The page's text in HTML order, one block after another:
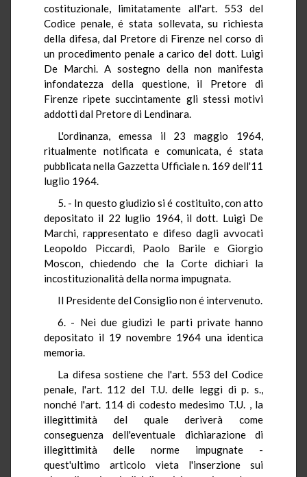
costituzionale, limitatamente all'art. 553 del
Codice penale, é stata sollevata, su richiesta
della difesa, dal Pretore di Firenze nel corso di
un procedimento penale a carico del dott. Luigi
De Marchi. A sostegno della non manifesta
infondatezza della questione, il Pretore di
Firenze ripete succintamente gli stessi motivi
addotti dal Pretore di Lendinara.
L'ordinanza, emessa il 23 maggio 1964,
ritualmente notificata e comunicata, é stata
pubblicata nella Gazzetta Ufficiale n. 169 dell'11
luglio 1964.
5. - In questo giudizio si é costituito, con atto
depositato il 22 luglio 1964, il dott. Luigi De
Marchi, rappresentato e difeso dagli avvocati
Leopoldo Piccardi, Paolo Barile e Giorgio
Moscon, chiedendo che la Corte dichiari la
incostituzionalità della norma impugnata.
Il Presidente del Consiglio non é intervenuto.
6. - Nei due giudizi le parti private hanno
depositato il 19 novembre 1964 una identica
memoria.
La difesa sostiene che l'art. 553 del Codice
penale, l'art. 112 del T.U. delle leggi di p. s.,
nonché l'art. 114 di codesto medesimo T.U. , la
illegittimità del quale deriverà come
conseguenza dell'eventuale dichiarazione di
illegittimità delle norme impugnate -
quest'ultimo articolo vieta l'inserzione sui